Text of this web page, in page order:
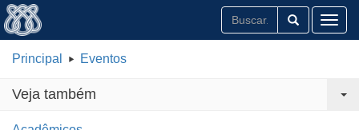
Principal Eventos
Veja também